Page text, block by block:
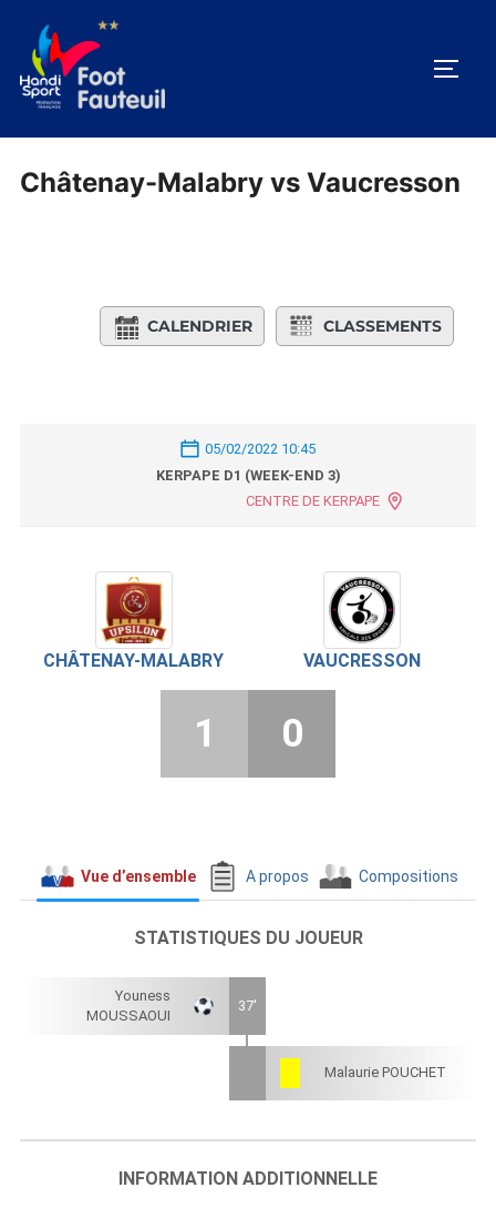
contenu
Châtenay-Malabry vs Vaucresson
CALENDRIER CLASSEMENTS
05/02/2022 10:45
KERPAPE D1 (WEEK-END 3)
CENTRE DE KERPAPE
CHÂTENAY-MALABRY VAUCRESSON
1 0
Vue d’ensemble A propos Compositions
STATISTIQUES DU JOUEUR
Youness
MOUSSAOUI
37'
Malaurie POUCHET
INFORMATION ADDITIONNELLE